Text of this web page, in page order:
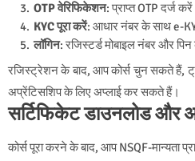
OTP वेरिफिकेशन: प्राप्त OTP दर्ज
KYC पूरा करें: आधार नंबर के साथ e-
लॉगिन: रजिस्टर्ड मोबाइल नंबर और
रजिस्ट्रेशन के बाद, आप कोर्स चुन सकते हैं,
अप्रेंटिसशिप के लिए अप्लाई कर सकते हैं।
सर्टिफिकेट डाउनलोड और
कोर्स पूरा करने के बाद, आप NSQF-मान्यता